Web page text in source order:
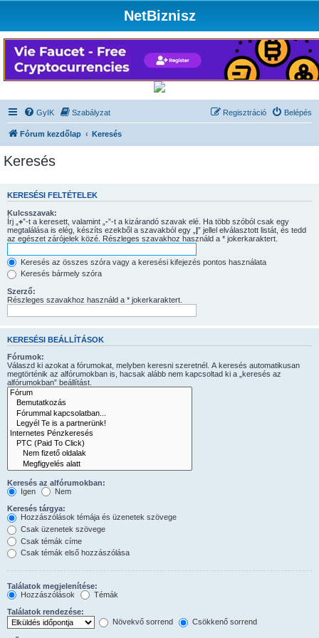
NetBiznisz
GyIK Szabályzat Belépés
Regisztráció
Fórum kezdőlap Keresés
Keresés
KERESÉSI FELTÉTELEK
Kulcsszavak:
Írj „ +”-t a keresett, valamint „ -”-t a kizárandó szavak elé. Ha több szóból csak egy
megtalálása is elég, készíts ezekből a szavakból egy „ |” jellel elválasztott listát, és tedd
az egészet zárójelek közé. Részleges szavakhoz használd a * jokerkaraktert.
Keresés az összes szóra vagy a keresési kifejezés pontos használata
Keresés bármely szóra
Szerző:
Részleges szavakhoz használd a * jokerkaraktert.
KERESÉSI BEÁLLÍTÁSOK
Fórumok:
Válaszd ki azokat a fórumokat, melyben keresni szeretnél. A keresés automatikusan
megtörténik az alfórumokban is, hacsak alább nem kapcsoltad ki a „keresés az
alfórumokban” beállítást.
Keresés az alfórumokban:
Igen
Nem
Keresés tárgya:
Hozzászólások témája és üzenetek szövege
Csak üzenetek szövege
Csak témák címe
Csak témák első hozzászólása
Találatok megjelenítése:
Hozzászólások
Témák
Találatok rendezése:
Növekvő sorrend
Csökkenő sorrend